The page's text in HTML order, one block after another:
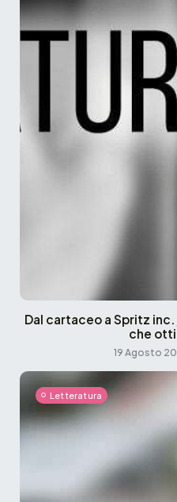
Dal cartaceo a Spritz
che
19 Agosto
Letteratura